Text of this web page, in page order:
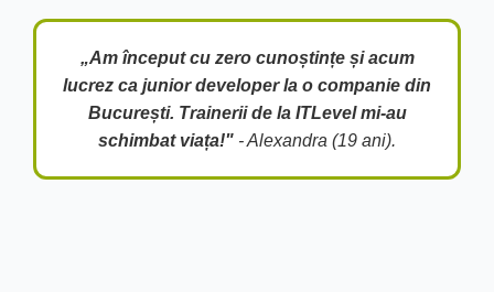
„Am început cu zero cunoștințe și acum
lucrez ca junior developer la o companie din
București. Trainerii de la ITLevel mi-au
schimbat viața!" - Alexandra (19 ani).